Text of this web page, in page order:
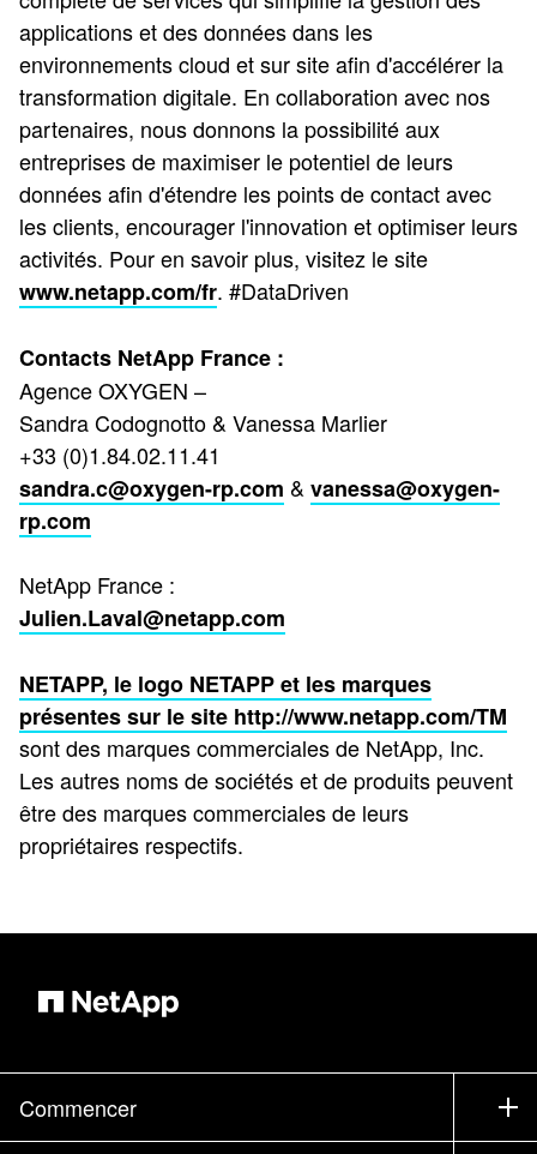
applications et des données dans les
environnements cloud et sur site afin d'accélérer la
transformation digitale. En collaboration avec nos
partenaires, nous donnons la possibilité aux
entreprises de maximiser le potentiel de leurs
données afin d'étendre les points de contact avec
les clients, encourager l'innovation et optimiser leurs
activités. Pour en savoir plus, visitez le site
www.netapp.com/fr. #DataDriven
Contacts NetApp France :
Agence OXYGEN –
Sandra Codognotto & Vanessa Marlier
+33 (0)1.84.02.11.41
sandra.c@oxygen-rp.com & vanessa@oxygen-
rp.com
NetApp France :
Julien.Laval@netapp.com
NETAPP, le logo NETAPP et les marques
présentes sur le site http://www.netapp.com/TM
sont des marques commerciales de NetApp, Inc.
Les autres noms de sociétés et de produits peuvent
être des marques commerciales de leurs
propriétaires respectifs.
Commencer